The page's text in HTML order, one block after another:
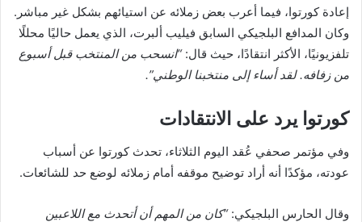
إعادة كورتوا، فيما أعرب بعض زملائه عن استيائهم بشكل غير مباشر.
وكان المدافع البلجيكي السابق فيليب ألبرت، الذي يعمل حاليًا محللًا
تلفزيونيًا، الأكثر انتقادًا، حيث قال:“انسحب من المنتخب قبل أسبوع
من زفافه. لقد أساء إلى منتخبنا الوطني”.
كورتوا يرد على الانتقادات
وفي مؤتمر صحفي عُقد اليوم الثلاثاء، تحدث كورتوا عن أسباب
عودته، مؤكدًا أنه أراد توضيح موقفه أمام زملائه لوضع حد للشائعات.
وقال الحارس البلجيكي:“كان من المهم أن أتحدث مع اللاعبين